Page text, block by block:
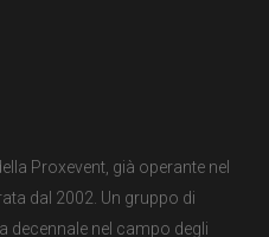
Proxevent, già operante nel
dal 2002. Un gruppo di
decennale nel campo degli